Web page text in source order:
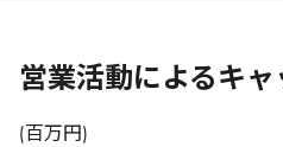
営業活動によるキ
(百万円)